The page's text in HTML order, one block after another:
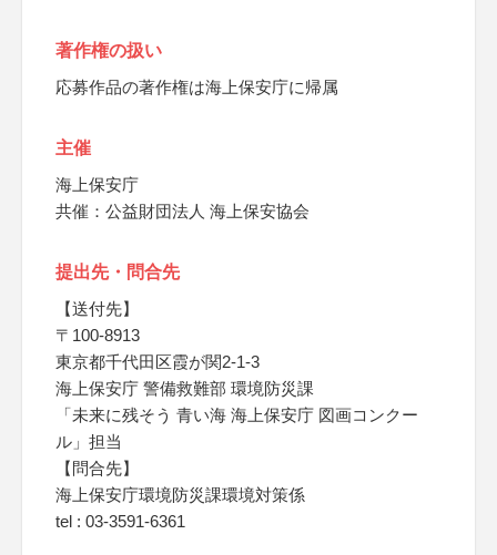
著作権の扱い
応募作品の著作権は海上保安庁に帰属
主催
海上保安庁
共催：公益財団法人 海上保安協会
提出先・問合先
【送付先】
〒100-8913
東京都千代田区霞が関2-1-3
海上保安庁 警備救難部 環境防災課
「未来に残そう 青い海 海上保安庁 図画コンクー
ル」担当
【問合先】
海上保安庁環境防災課環境対策係
tel : 03-3591-6361